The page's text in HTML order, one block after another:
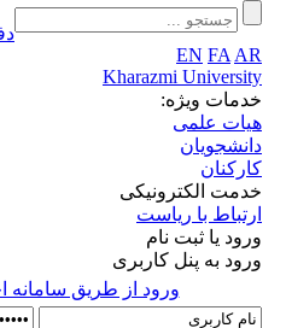
EN FA AR
Kharazmi University
خدمات ویژه:
هیات علمی
دانشجویان
کارکنان
خدمت الکترونیکی
ارتباط با ریاست
ورود یا ثبت نام
ورود به پنل کاربری
ورود از طريق سامانه